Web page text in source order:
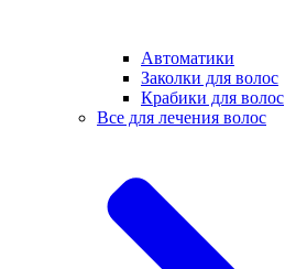
Автоматики
Заколки для волос
Крабики для волос
Все для лечения волос